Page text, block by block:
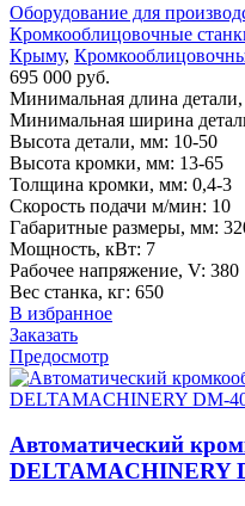
Оборудование для
Кромкооблицовочные
Крыму,
695 000 руб.
Минимальная длина
Минимальная ширина
Высота детали, мм: 10-50
Высота кромки, мм: 13-65
Толщина кромки, мм: 0,4-3
Скорость подачи м/мин: 10
Габаритные размеры, мм:
Мощность, кВт: 7
Рабочее напряжение, V: 380
Вес станка, кг: 650
В избранное
Заказать
Предосмотр
Автоматический
DELTAMACHINERY